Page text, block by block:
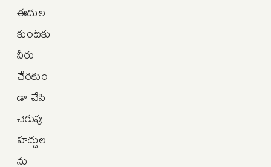
ఈదుల
కుంటకు
నీరు
చేరకుం
డా చేసి
చెరువు
హద్దుల
ను